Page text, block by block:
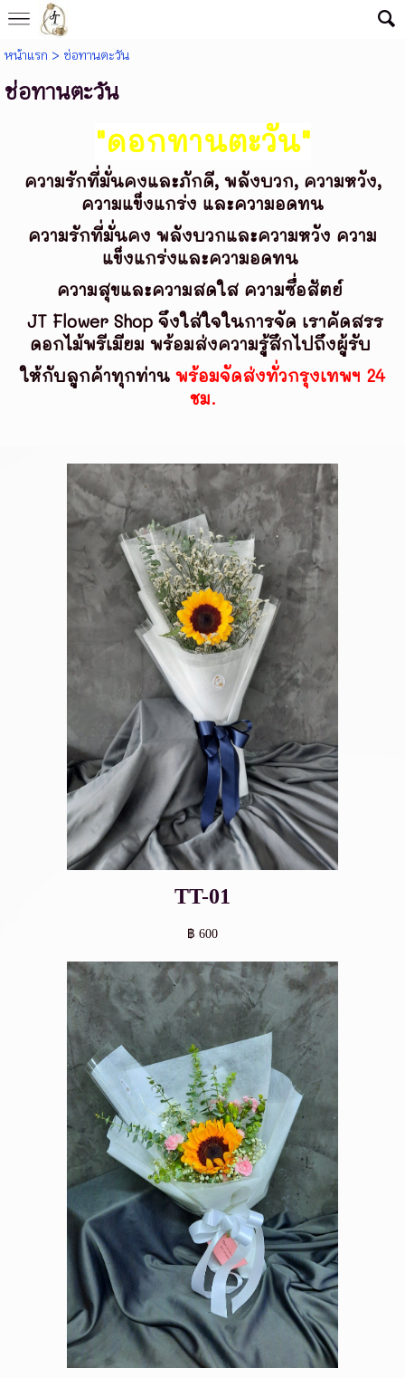
หน้าแรก > ช่อทานตะวัน
ช่อทานตะวัน
"ดอกทานตะวัน"
ความรักที่มั่นคงและภักดี, พลังบวก, ความหวัง,
ความแข็งแกร่ง และความอดทน
ความรักที่มั่นคง พลังบวกและความหวัง ความ
แข็งแกร่งและความอดทน
ความสุขและความสดใส ความซื่อสัตย์
JT Flower Shop จึงใส่ใจในการจัด เราคัดสรร
ดอกไม้พรีเมียม พร้อมส่งความรู้สึกไปถึงผู้รับ
ให้กับลูกค้าทุกท่าน พร้อมจัดส่งทั่วกรุงเทพฯ 24
ชม.
TT-01
฿ 600